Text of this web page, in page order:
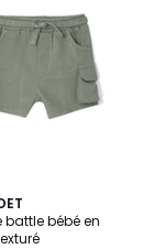
battle bébé en